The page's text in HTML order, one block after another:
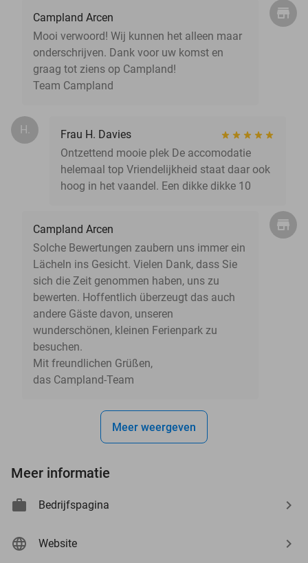
Campland Arcen
Mooi verwoord! Wij kunnen het alleen maar
onderschrijven. Dank voor uw komst en
graag tot ziens op Campland!
Team Campland
H.
Frau H. Davies
Ontzettend mooie plek De accomodatie
helemaal top Vriendelijkheid staat daar ook
hoog in het vaandel. Een dikke dikke 10
Campland Arcen
Solche Bewertungen zaubern uns immer ein
Lächeln ins Gesicht. Vielen Dank, dass Sie
sich die Zeit genommen haben, uns zu
bewerten. Hoffentlich überzeugt das auch
andere Gäste davon, unseren
wunderschönen, kleinen Ferienpark zu
besuchen.
Mit freundlichen Grüßen,
das Campland-Team
Meer weergeven
Meer informatie
Bedrijfspagina
Website